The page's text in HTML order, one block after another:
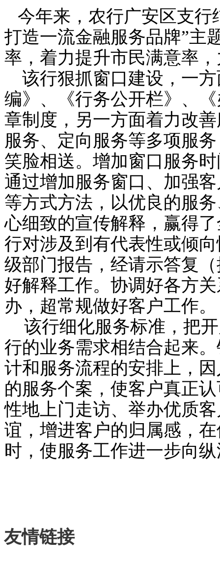
今年来，农行广安区支行
打造一流金融服务品牌”主
率，着力提升市民满意率
该行狠抓窗口建设，一
编》、《行务公开栏》、
章制度，另一方面着力改
服务、定向服务等多项服
笑脸相送。增加窗口服务
通过增加服务窗口、加强
等方式方法，以优良的服
心细致的宣传解释，赢得
行对涉及到有代表性或倾
级部门报告，经请示答复
好解释工作。协调好各方
办，超常规做好客户工作。
该行细化服务标准，把
行的业务需求相结合起来
计和服务流程的安排上，
的服务个案，使客户真正
性地上门走访、举办优质
谊，增进客户的归属感，
时，使服务工作进一步向
友情链接